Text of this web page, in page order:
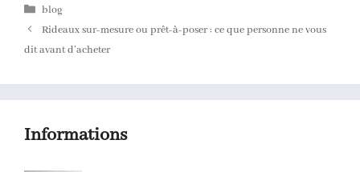
Catégories
blog
Rideaux sur-mesure ou prêt-à-poser : ce que personne ne vous
dit avant d’acheter
Informations